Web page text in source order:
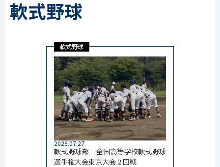
軟式野球
軟式野球
2026.07.27
軟式野球部 全国高等学校軟式野球
選手権大会東京大会２回戦